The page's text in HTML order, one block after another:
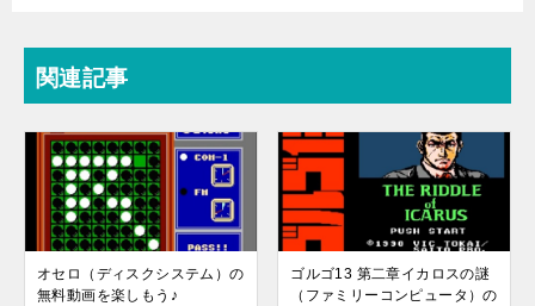
関連記事
オセロ（ディスクシステム）の
無料動画を楽しもう♪
ゴルゴ13 第二章イカロスの謎
（ファミリーコンピュータ）の